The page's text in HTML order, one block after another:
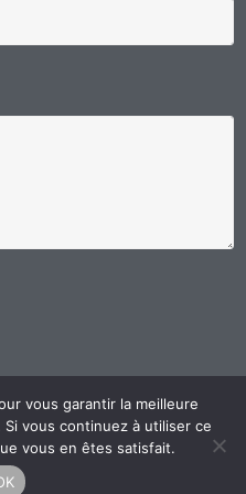
vous garantir la meilleure
vous continuez à utiliser ce
vous en êtes satisfait.